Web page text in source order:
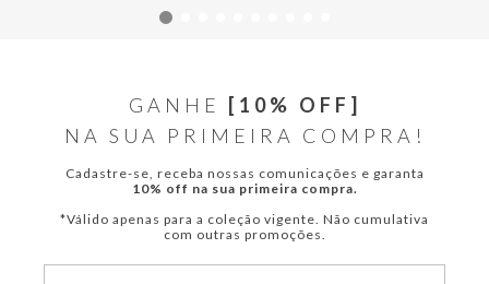
GANHE
[10% OFF]
NA SUA PRIMEIRA COMPRA!
Cadastre-se, receba nossas comunicações e garanta
10% off na sua primeira compra.
*Válido apenas para a coleção vigente. Não cumulativa
com outras promoções.